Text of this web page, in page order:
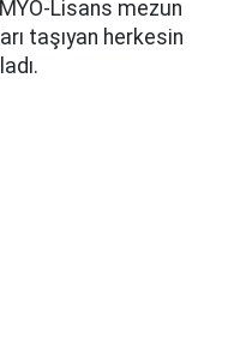
Lisans mezun
taşıyan herkesin